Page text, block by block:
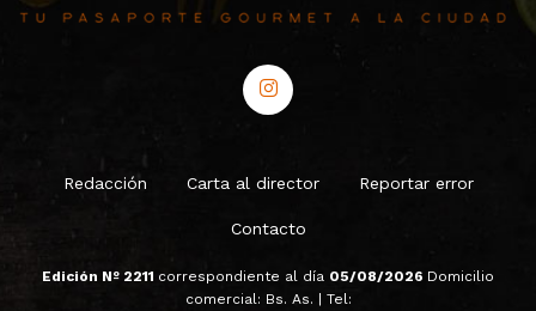
Redacción Carta al director Reportar error
Contacto
Edición Nº 2211 correspondiente al día 05/08/2026 Domicilio
comercial: Bs. As. | Tel: